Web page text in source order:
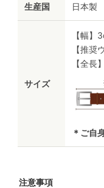
生産国 日本製
サイズ
【幅】
【推奨
【全長
＊ご自
注意事項